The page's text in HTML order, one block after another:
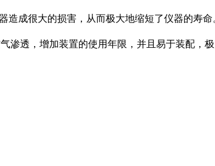
成很大的损害，从而极大地缩短了仪器的寿命
，增加装置的使用年限，并且易于装配，极大